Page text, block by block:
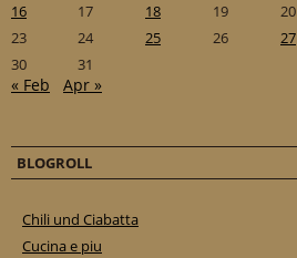
16
17 18 19 20
23
24 25 26 27
30
31
« Feb Apr »
BLOGROLL
Chili und Ciabatta
Cucina e piu